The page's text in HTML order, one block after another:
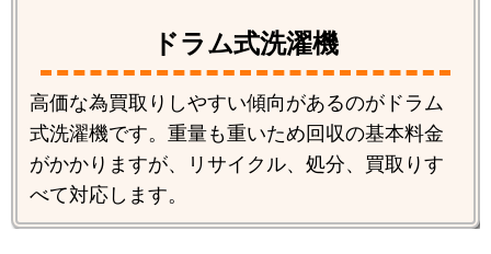
ドラム式洗濯機
高価な為買取りしやすい傾向があるのがドラム
式洗濯機です。重量も重いため回収の基本料金
がかかりますが、リサイクル、処分、買取りす
べて対応します。